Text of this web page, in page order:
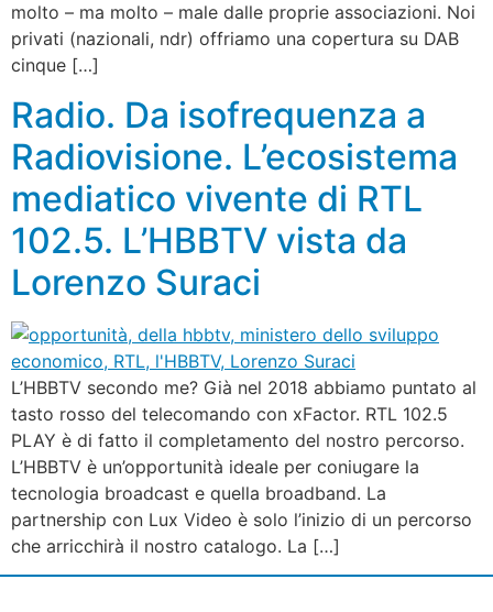
molto – ma molto – male dalle proprie associazioni. Noi
privati (nazionali, ndr) offriamo una copertura su DAB
cinque […]
Radio. Da isofrequenza a
Radiovisione. L’ecosistema
mediatico vivente di RTL
102.5. L’HBBTV vista da
Lorenzo Suraci
L’HBBTV secondo me? Già nel 2018 abbiamo puntato al
tasto rosso del telecomando con xFactor. RTL 102.5
PLAY è di fatto il completamento del nostro percorso.
L’HBBTV è un’opportunità ideale per coniugare la
tecnologia broadcast e quella broadband. La
partnership con Lux Video è solo l’inizio di un percorso
che arricchirà il nostro catalogo. La […]